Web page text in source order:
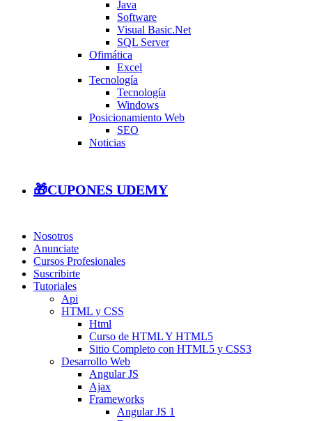
Java
Software
Visual Basic.Net
SQL Server
Ofimática
Excel
Tecnología
Tecnología
Windows
Posicionamiento Web
SEO
Noticias
🎁CUPONES UDEMY
Nosotros
Anunciate
Cursos Profesionales
Suscribirte
Tutoriales
Api
HTML y CSS
Html
Curso de HTML Y HTML5
Sitio Completo con HTML5 y CSS3
Desarrollo Web
Angular JS
Ajax
Frameworks
Angular JS 1